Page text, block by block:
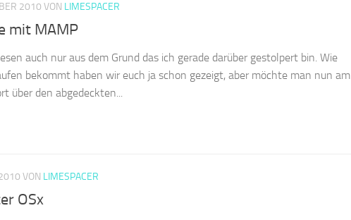
2010 VON LIMESPACER
mit MAMP
auch nur aus dem Grund das ich gerade darüber gestolpert bin. Wie
bekommt haben wir euch ja schon gezeigt, aber möchte man nun am
über den abgedeckten...
VON LIMESPACER
OSx